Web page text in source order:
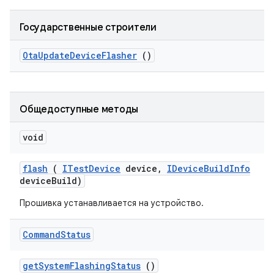
Государственные строители
OtaUpdateDeviceFlasher ()
Общедоступные методы
void
flash ( ITestDevice device , IDeviceBuildInfo
deviceBuild)
Прошивка устанавливается на устройство.
CommandStatus
getSystemFlashingStatus ()